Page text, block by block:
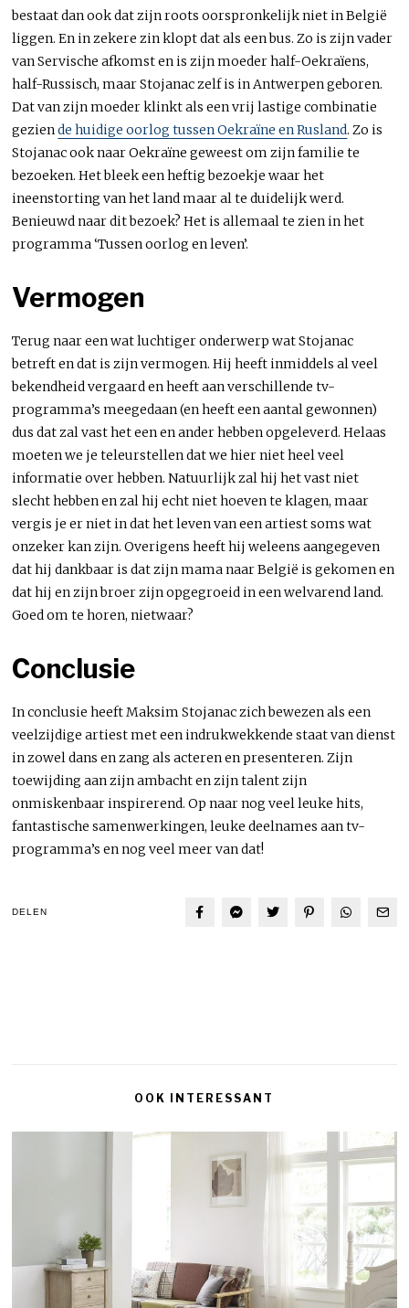
bestaat dan ook dat zijn roots oorspronkelijk niet in België
liggen. En in zekere zin klopt dat als een bus. Zo is zijn vader
van Servische afkomst en is zijn moeder half-Oekraïens,
half-Russisch, maar Stojanac zelf is in Antwerpen geboren.
Dat van zijn moeder klinkt als een vrij lastige combinatie
geziende huidige oorlog tussen Oekraïne en Rusland. Zo is
Stojanac ook naar Oekraïne geweest om zijn familie te
bezoeken. Het bleek een heftig bezoekje waar het
ineenstorting van het land maar al te duidelijk werd.
Benieuwd naar dit bezoek? Het is allemaal te zien in het
programma ‘Tussen oorlog en leven’.
Vermogen
Terug naar een wat luchtiger onderwerp wat Stojanac
betreft en dat is zijn vermogen. Hij heeft inmiddels al veel
bekendheid vergaard en heeft aan verschillende tv-
programma’s meegedaan (en heeft een aantal gewonnen)
dus dat zal vast het een en ander hebben opgeleverd. Helaas
moeten we je teleurstellen dat we hier niet heel veel
informatie over hebben. Natuurlijk zal hij het vast niet
slecht hebben en zal hij echt niet hoeven te klagen, maar
vergis je er niet in dat het leven van een artiest soms wat
onzeker kan zijn. Overigens heeft hij weleens aangegeven
dat hij dankbaar is dat zijn mama naar België is gekomen en
dat hij en zijn broer zijn opgegroeid in een welvarend land.
Goed om te horen, nietwaar?
Conclusie
In conclusie heeft Maksim Stojanac zich bewezen als een
veelzijdige artiest met een indrukwekkende staat van dienst
in zowel dans en zang als acteren en presenteren. Zijn
toewijding aan zijn ambacht en zijn talent zijn
onmiskenbaar inspirerend. Op naar nog veel leuke hits,
fantastische samenwerkingen, leuke deelnames aan tv-
programma’s en nog veel meer van dat!
DELEN
OOK INTERESSANT